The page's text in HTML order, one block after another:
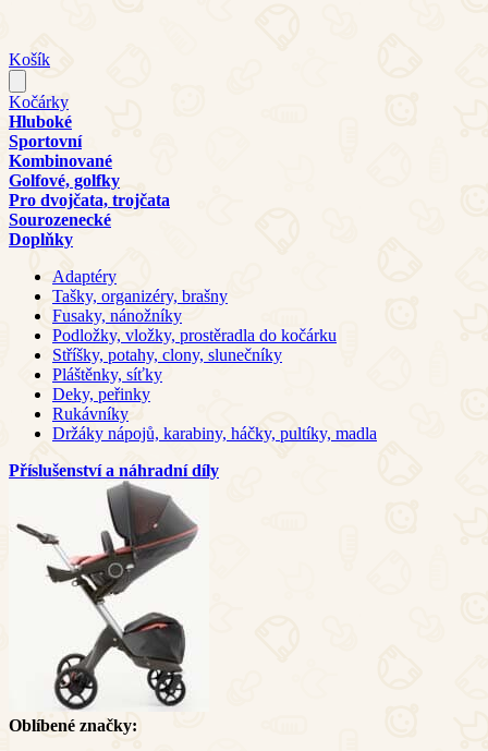
Košík
Kočárky
Hluboké
Sportovní
Kombinované
Golfové, golfky
Pro dvojčata, trojčata
Sourozenecké
Doplňky
Adaptéry
Tašky, organizéry, brašny
Fusaky, nánožníky
Podložky, vložky, prostěradla do kočárku
Stříšky, potahy, clony, slunečníky
Pláštěnky, síťky
Deky, peřinky
Rukávníky
Držáky nápojů, karabiny, háčky, pultíky, madla
Příslušenství a náhradní díly
Oblíbené značky: